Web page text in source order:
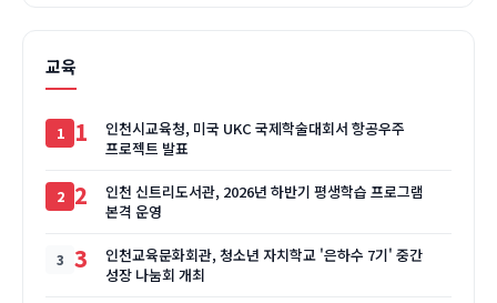
교육
1
인천시교육청, 미국 UKC 국제학술대회서 항공우주
프로젝트 발표
2
인천 신트리도서관, 2026년 하반기 평생학습 프로그램
본격 운영
3
인천교육문화회관, 청소년 자치학교 '은하수 7기' 중간
성장 나눔회 개최